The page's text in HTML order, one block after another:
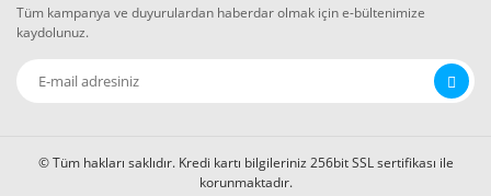
Tüm kampanya ve duyurulardan haberdar olmak için e-bültenimize
kaydolunuz.
© Tüm hakları saklıdır. Kredi kartı bilgileriniz 256bit SSL sertifikası ile
korunmaktadır.